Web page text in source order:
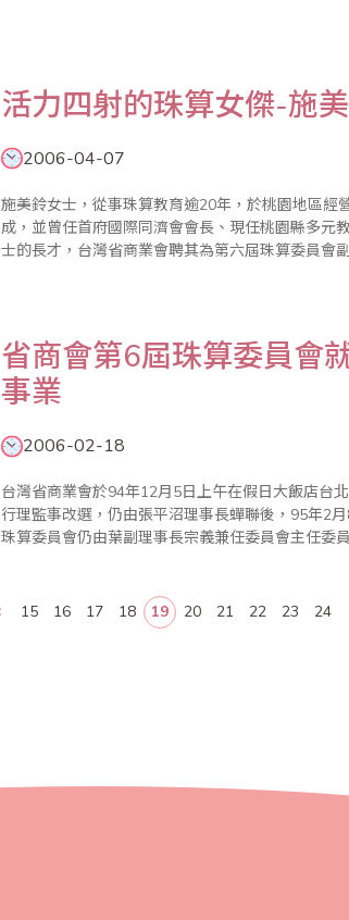
活力四射的珠算女傑-施
2006-04-07
施美鈴女士，從事珠算教育逾20年，於桃園地區經
成，並曾任首府國際同濟會會長、現任桃園縣多元
士的長才，台灣省商業會聘其為第六屆珠算委員會
省商會第6屆珠算委員會
事業
2006-02-18
台灣省商業會於94年12月5日上午在假日大飯店台
行理監事改選，仍由張平沼理事長蟬聯後，95年2
珠算委員會仍由葉副理事長宗義兼任委員會主任委員，
15
16 17 18 19 20 21 22 23 24